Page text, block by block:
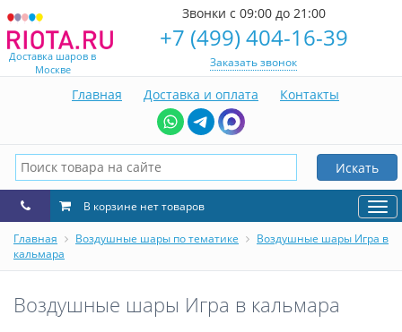
Доставка шаров в
Москве
Звонки с 09:00 до 21:00
+7 (499) 404-16-39
Заказать звонок
Главная Доставка и оплата Контакты
Искать
В корзине нет товаров
Главная Воздушные шары по тематике
Воздушные шары Игра в
кальмара
Воздушные шары Игра в кальмара